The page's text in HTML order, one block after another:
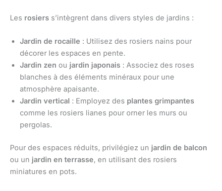
Les rosiers s’intègrent dans divers styles de jardins :
Jardin de rocaille : Utilisez des rosiers nains pour
décorer les espaces en pente.
Jardin zen ou jardin japonais : Associez des roses
blanches à des éléments minéraux pour une
atmosphère apaisante.
Jardin vertical : Employez des plantes grimpantes
comme les rosiers lianes pour orner les murs ou
pergolas.
Pour des espaces réduits, privilégiez un jardin de balcon
ou un jardin en terrasse, en utilisant des rosiers
miniatures en pots.